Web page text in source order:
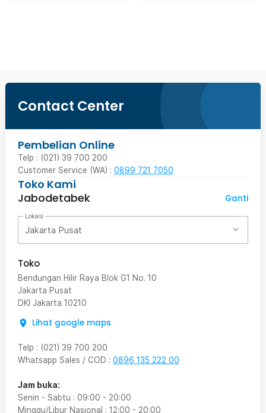
Contact Center
Pembelian Online
Telp : (021) 39 700 200
Customer Service (WA) : 0899 721 7050
Toko Kami
Jabodetabek
Ganti
Lokasi
Jakarta Pusat
Toko
Bendungan Hilir Raya Blok G1 No. 10
Jakarta Pusat
DKI Jakarta 10210
Lihat google maps
Telp : (021) 39 700 200
Whatsapp Sales / COD : 0896 135 222 00
Jam buka:
Senin - Sabtu : 09:00 - 20:00
Minggu/Libur Nasional : 12:00 - 20:00